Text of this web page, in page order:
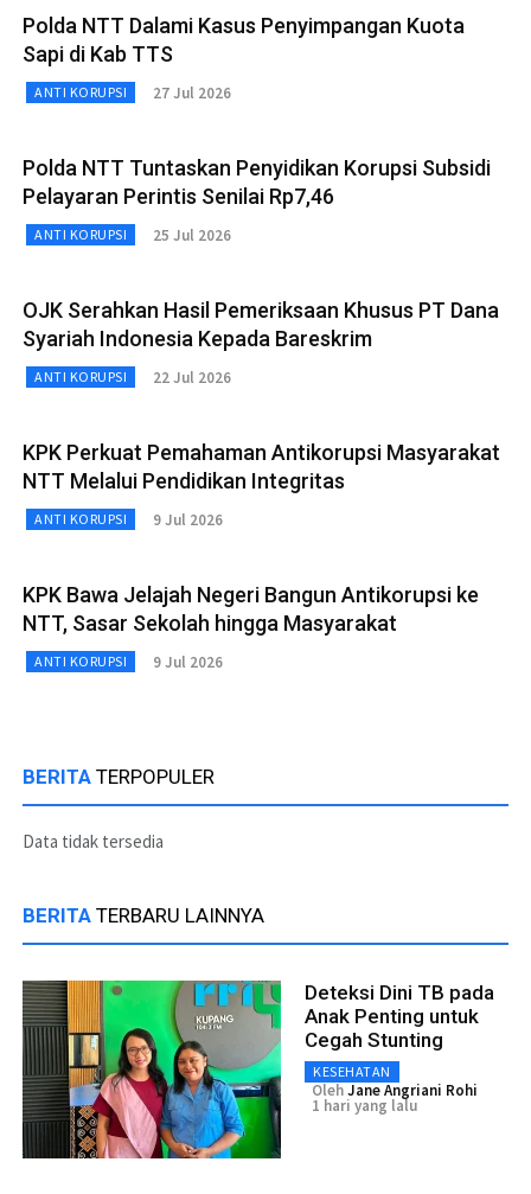
Polda NTT Dalami Kasus Penyimpangan Kuota
Sapi di Kab TTS
ANTI KORUPSI 27 Jul 2026
Polda NTT Tuntaskan Penyidikan Korupsi Subsidi
Pelayaran Perintis Senilai Rp7,46
ANTI KORUPSI 25 Jul 2026
OJK Serahkan Hasil Pemeriksaan Khusus PT Dana
Syariah Indonesia Kepada Bareskrim
ANTI KORUPSI 22 Jul 2026
KPK Perkuat Pemahaman Antikorupsi Masyarakat
NTT Melalui Pendidikan Integritas
ANTI KORUPSI 9 Jul 2026
KPK Bawa Jelajah Negeri Bangun Antikorupsi ke
NTT, Sasar Sekolah hingga Masyarakat
ANTI KORUPSI 9 Jul 2026
BERITA TERPOPULER
Data tidak tersedia
BERITA TERBARU LAINNYA
Deteksi Dini TB pada
Anak Penting untuk
Cegah Stunting
KESEHATAN
OlehJane Angriani Rohi
1 hari yang lalu